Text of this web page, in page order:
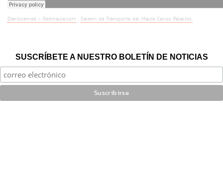
Diariosenred - Redmaule.com · Seremi de Transporte del Maule Carlos Palacios.
SUSCRÍBETE A NUESTRO BOLETÍN DE NOTICIAS